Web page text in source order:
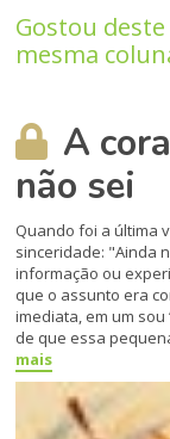
Gostou
mesma
A
não sei
Quando foi a última
sinceridade: "Ainda
informação ou
que o assunto era
imediata, em um sou
de que essa
mais